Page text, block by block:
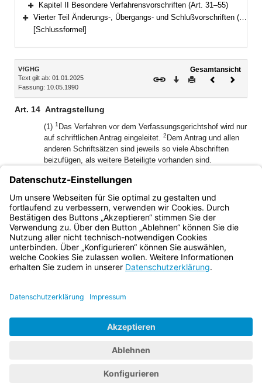
Bereich erweitern
Kapitel II Besondere Verfahrensvorschriften (Art. 31–55)
Bereich erweitern
Vierter Teil Änderungs-, Übergangs- und Schlußvorschriften (Art. 56–57)
[Schlussformel]
Inhalt
VfGHG
Text gilt ab: 01.01.2025
Fassung: 10.05.1990
Gesamtansicht
Download
DruckenVorheriges
Art. 14 Antragstellung
(1) 1 Das Verfahren vor dem Verfassungsgerichtshof wird nur
auf schriftlichen Antrag eingeleitet. 2 Dem Antrag und allen
anderen Schriftsätzen sind jeweils so viele Abschriften
beizufügen, als weitere Beteiligte vorhanden sind.
(2) Den übrigen Beteiligten ist vom Verfassungsgerichtshof
eine Abschrift des Antrags zu übermitteln.
ihnen Gelegenheit zu geben, innerhalb bestimmter Frist
schriftlich Stellung zu nehmen.
Bayern.de
BayernPortal
Impressum